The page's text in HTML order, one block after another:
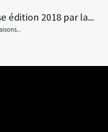
édition 2018 par la...